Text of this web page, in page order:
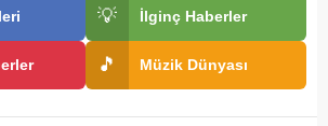
💡 İlginç Haberler
🎵 Müzik Dünyası